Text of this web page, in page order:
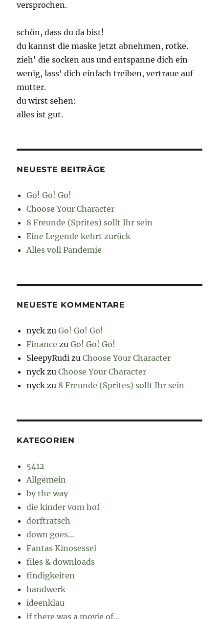
versprochen.
schön, dass du da bist!
du kannst die maske jetzt abnehmen, rotke.
zieh' die socken aus und entspanne dich ein
wenig, lass' dich einfach treiben, vertraue auf
mutter.
du wirst sehen:
alles ist gut.
NEUESTE BEITRÄGE
Go! Go! Go!
Choose Your Character
8 Freunde (Sprites) sollt Ihr sein
Eine Legende kehrt zurück
Alles voll Pandemie
NEUESTE KOMMENTARE
nyck zuGo! Go! Go!
Finance zuGo! Go! Go!
SleepyRudi zuChoose Your Character
nyck zuChoose Your Character
nyck zu 8 Freunde (Sprites) sollt Ihr sein
KATEGORIEN
5412
Allgemein
by the way
die kinder vom hof
dorftratsch
down goes…
Fantas Kinosessel
files & downloads
findigkeiten
handwerk
ideenklau
if there was a movie of…